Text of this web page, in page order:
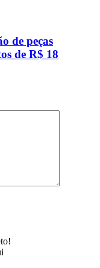
de peças
de R$ 18